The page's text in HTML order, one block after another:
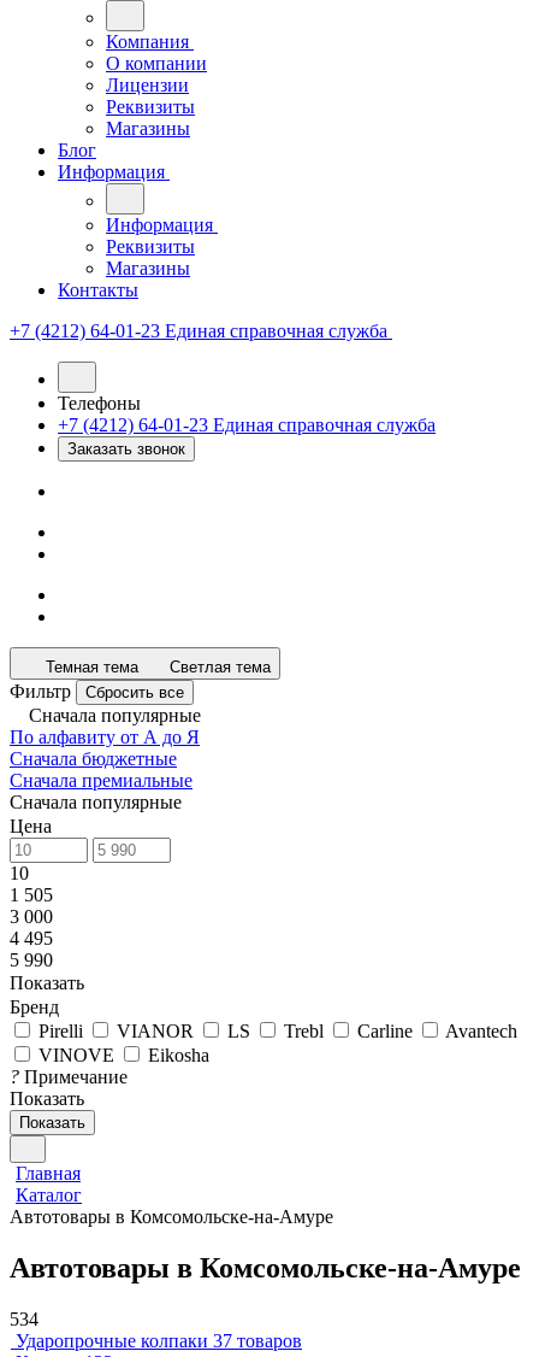
Компания
О компании
Лицензии
Реквизиты
Магазины
Блог
Информация
Информация
Реквизиты
Магазины
Контакты
+7 (4212) 64-01-23 Единая справочная служба
Телефоны
+7 (4212) 64-01-23 Единая справочная служба
Заказать звонок
Темная тема Светлая тема
Фильтр Сбросить все
Сначала популярные
По алфавиту от А до Я
Сначала бюджетные
Сначала премиальные
Сначала популярные
Цена
10
1 505
3 000
4 495
5 990
Показать
Бренд
Pirelli
VIANOR LS Trebl Carline
Avantech
VINOVE
Eikosha
? Примечание
Показать
Показать
Главная
Каталог
Автотовары в Комсомольске-на-Амуре
Автотовары в Комсомольске-на-Амуре
534
Ударопрочные колпаки 37 товаров